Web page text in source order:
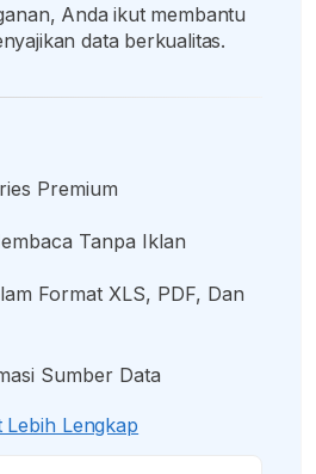
Anda ikut membantu
data berkualitas.
Premium
Tanpa Iklan
Format XLS, PDF, Dan
Sumber Data
Lebih Lengkap